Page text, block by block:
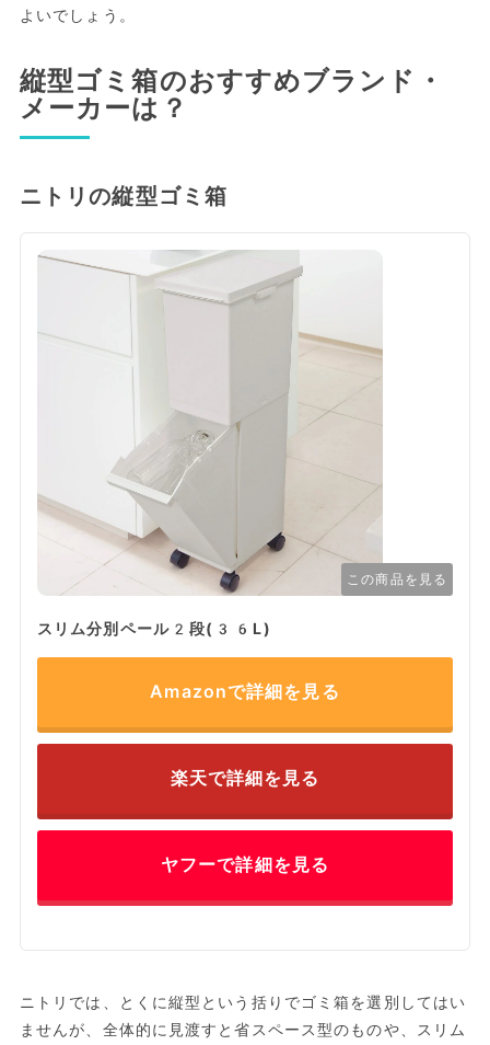
よいでしょう。
縦型ゴミ箱のおすすめブランド・
メーカーは？
ニトリの縦型ゴミ箱
この商品を見る
スリム分別ペール2段(36L)
Amazonで詳細を見る
楽天で詳細を見る
ヤフーで詳細を見る
ニトリでは、とくに縦型という括りでゴミ箱を選別してはい
ませんが、全体的に見渡すと省スペース型のものや、スリム